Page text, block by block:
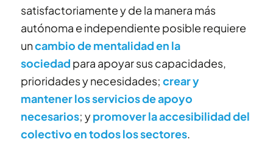
satisfactoriamente y de la manera más
autónoma e independiente posible requiere
uncambio de mentalidad en la
sociedad para apoyar sus capacidades,
prioridades y necesidades; crear y
mantener los servicios de apoyo
necesarios; ypromover la accesibilidad del
colectivo en todos los sectores.